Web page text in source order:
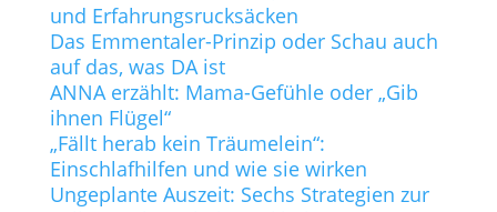
und Erfahrungsrucksäcken
Das Emmentaler-Prinzip oder Schau auch
auf das, was DA ist
ANNA erzählt: Mama-Gefühle oder „Gib
ihnen Flügel“
„Fällt herab kein Träumelein“:
Einschlafhilfen und wie sie wirken
Ungeplante Auszeit: Sechs Strategien zur